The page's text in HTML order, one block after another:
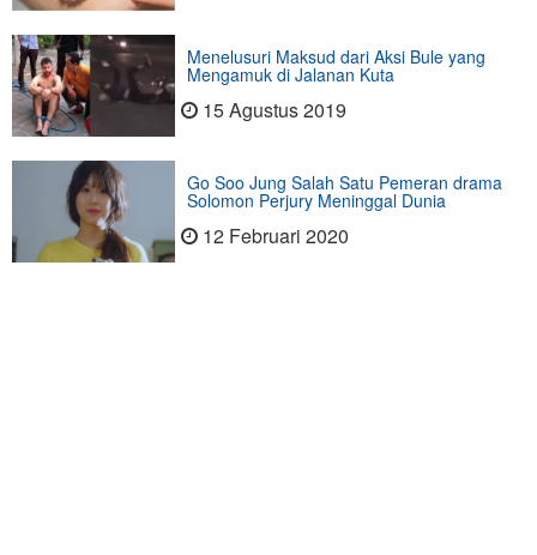
Menelusuri Maksud dari Aksi Bule yang
Mengamuk di Jalanan Kuta
15 Agustus 2019
Go Soo Jung Salah Satu Pemeran drama
Solomon Perjury Meninggal Dunia
12 Februari 2020